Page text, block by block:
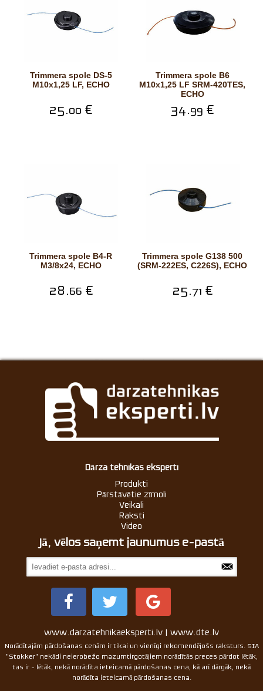
Trimmera spole DS-5
M10x1,25 LF, ECHO
25.00 €
Trimmera spole B6
M10x1,25 LF SRM-420TES,
ECHO
34.99 €
Trimmera spole B4-R
M3/8x24, ECHO
28.66 €
Trimmera spole G138 500
(SRM-222ES, C226S), ECHO
25.71 €
Dārza tehnikas eksperti
Produkti
Pārstāvētie zīmoli
Veikali
Raksti
Video
Jā, vēlos saņemt jaunumus e-pastā
www.darzatehnikaeksperti.lv | www.dte.lv
Norādītajām pārdošanas cenām ir tikai un vienīgi rekomendējošs raksturs. SIA
"Stokker" nekādi neierobežo mazumtirgotājiem norādītās preces pārdot lētāk,
tas ir - lētāk, nekā norādīta ieteicamā pārdošanas cena, kā arī dārgāk, nekā
norādīta ieteicamā pārdošanas cena.